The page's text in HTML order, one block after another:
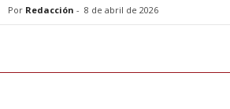
Por Redacción - 8 de abril de 2026